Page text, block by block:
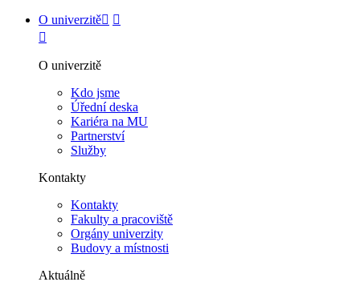
O univerzitě
O univerzitě
Kdo jsme
Úřední deska
Kariéra na MU
Partnerství
Služby
Kontakty
Kontakty
Fakulty a pracoviště
Orgány univerzity
Budovy a místnosti
Aktuálně